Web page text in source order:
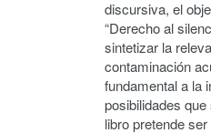
discursiva, el
“Derecho al
sintetizar la
contaminación
fundamental a la
posibilidades
libro pretende